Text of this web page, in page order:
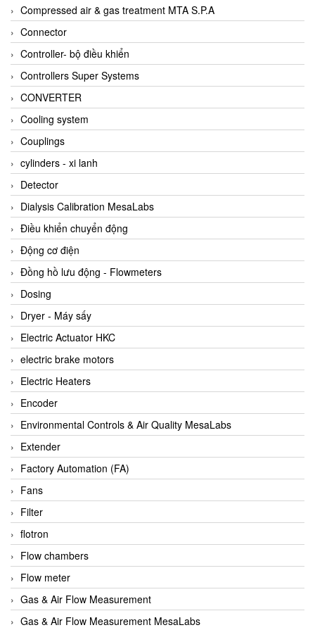
AKUSENSE
ALA OFFICINE SPA
Albrecht-Automatik Viet Nam
Allen Bradley Vietnam
Alpha Moisture Vietnam
Alpha-Achem Vietnam
Alphino
ALRE-IT Vietnam
Altech
Amarillo Gear
Ametek
AMPTRON Vietnam
AND Vietnam
ANDERSON-NEGELE
ANDILOG Technologies Vietnam
Anritsu
ANTEC S.A
Antico pumps
Anybus/ HMS
AOBEN
Apex Dynamics Vietnam
Apex Dynamics Vietnam
Apiste
APLISENS VietNam
Apollo Fire
Appleton
AQ Matic
Aqualabo Vietnam
Aquametro
Compressed air & gas treatment MTA S.P.A
Connector
Controller- bộ điều khiển
Controllers Super Systems
CONVERTER
Cooling system
Couplings
cylinders - xi lanh
Detector
Dialysis Calibration MesaLabs
Điều khiển chuyển động
Động cơ điện
Đồng hồ lưu động - Flowmeters
Dosing
Dryer - Máy sấy
Electric Actuator HKC
electric brake motors
Electric Heaters
Encoder
Environmental Controls & Air Quality MesaLabs
Extender
Factory Automation (FA)
Fans
Filter
flotron
Flow chambers
Flow meter
Gas & Air Flow Measurement
Gas & Air Flow Measurement MesaLabs